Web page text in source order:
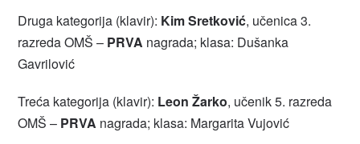
Druga kategorija (klavir): Kim Sretković, učenica 3.
razreda OMŠ – PRVA nagrada; klasa: Dušanka
Gavrilović
Treća kategorija (klavir): Leon Žarko, učenik 5. razreda
OMŠ – PRVA nagrada; klasa: Margarita Vujović